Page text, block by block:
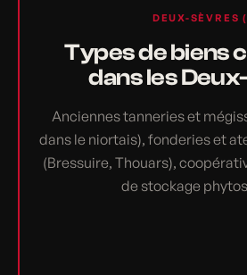
DEUX-SÈVRES
Types de biens
dans les
Anciennes tanneries et
dans le niortais), fonderies et
(Bressuire, Thouars),
de stockage